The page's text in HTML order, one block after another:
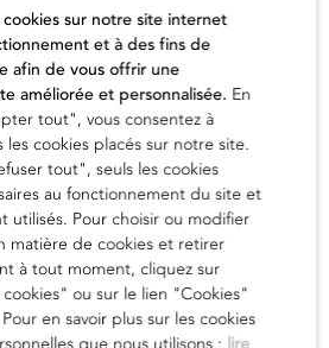
sur notre site internet
et à des fins de
afin de vous offrir une
améliorée et personnalisée. En
tout", vous consentez à
cookies placés sur notre site.
tout", seuls les cookies
au fonctionnement du site et
utilisés. Pour choisir ou modifier
matière de cookies et retirer
à tout moment, cliquez sur
cookies" ou sur le lien "Cookies"
en savoir plus sur les cookies